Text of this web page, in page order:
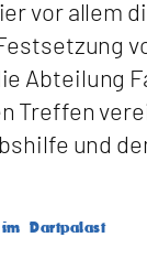
vor allem
Abteilung
Treffen
und
Dartpalast